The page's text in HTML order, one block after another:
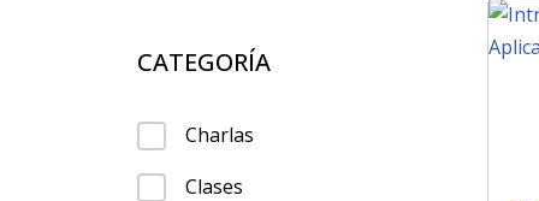
CATEGORÍA
Charlas
Clases